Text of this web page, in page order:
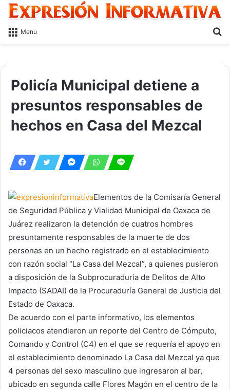
Menu
Policía Municipal detiene a
presuntos responsables de
hechos en Casa del Mezcal
Elementos de la Comisaría General
de Seguridad Pública y Vialidad Municipal de Oaxaca de
Juárez realizaron la detención de cuatros hombres
presuntamente responsables de la muerte de dos
personas en un hecho registrado en el establecimiento
con razón social “La Casa del Mezcal”, a quienes pusieron
a disposición de la Subprocuraduría de Delitos de Alto
Impacto (SADAI) de la Procuraduría General de Justicia del
Estado de Oaxaca.
De acuerdo con el parte informativo, los elementos
policiacos atendieron un reporte del Centro de Cómputo,
Comando y Control (C4) en el que se requería el apoyo en
el establecimiento denominado La Casa del Mezcal ya que
4 personas del sexo masculino que ingresaron al bar,
ubicado en segunda calle Flores Magón en el centro de la